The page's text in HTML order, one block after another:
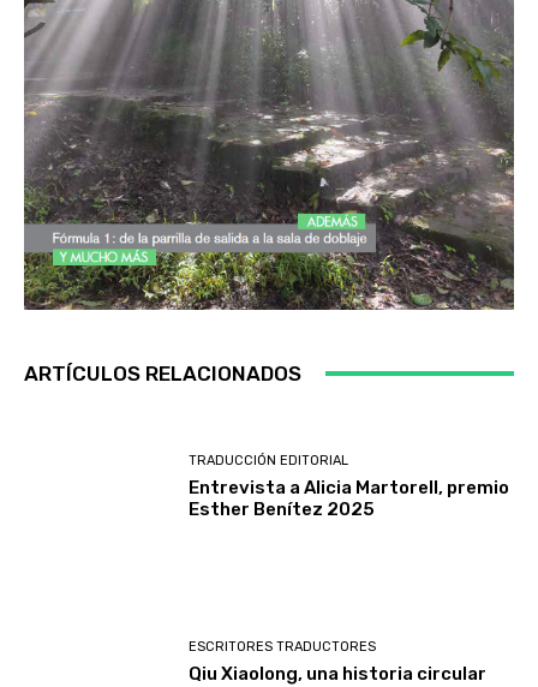
ARTÍCULOS RELACIONADOS
TRADUCCIÓN EDITORIAL
Entrevista a Alicia Martorell, premio
Esther Benítez 2025
ESCRITORES TRADUCTORES
Qiu Xiaolong, una historia circular